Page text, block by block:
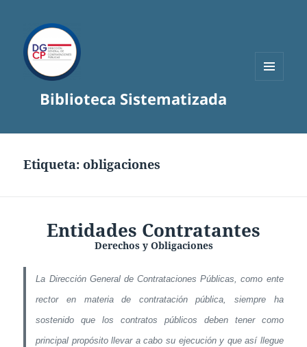
Biblioteca Sistematizada
Etiqueta:obligaciones
Entidades Contratantes
Derechos y Obligaciones
La Dirección General de Contrataciones Públicas, como ente
rector en materia de contratación pública, siempre ha
sostenido que los contratos públicos deben tener como
principal propósito llevar a cabo su ejecución y que así llegue